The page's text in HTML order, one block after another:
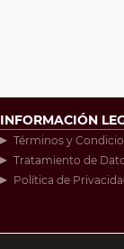
INFORMACIÓN
Términos y
Tratamiento de
Política de